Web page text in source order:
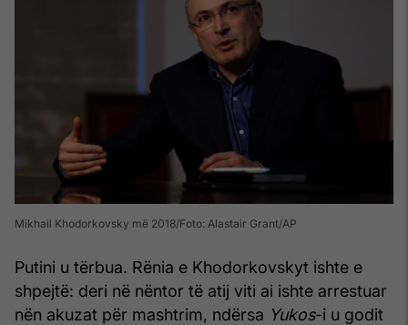
Mikhail Khodorkovsky më 2018 Foto: Alastair Grant/AP
Putini u tërbua. Rënia e Khodorkovskyt ishte e
shpejtë: deri në nëntor të atij viti ai ishte arrestuar
nën akuzat për mashtrim, ndërsa Yukos-i u godit